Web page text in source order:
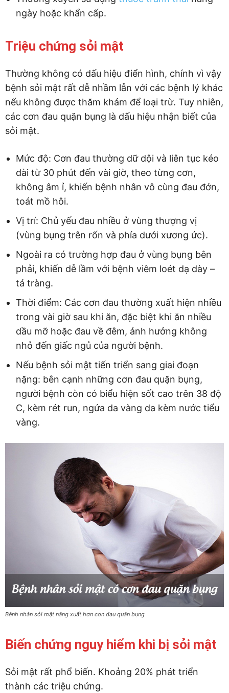
ngày hoặc khẩn cấp.
Triệu chứng sỏi mật
Thường không có dấu hiệu điển hình, chính vì vậy
bệnh sỏi mật rất dễ nhầm lẫn với các bệnh lý khác
nếu không được thăm khám để loại trừ. Tuy nhiên,
các cơn đau quặn bụng là dấu hiệu nhận biết của
sỏi mật.
Mức độ: Cơn đau thường dữ dội và liên tục kéo
dài từ 30 phút đến vài giờ, theo từng cơn,
không âm ỉ, khiến bệnh nhân vô cùng đau đớn,
toát mồ hôi.
Vị trí: Chủ yếu đau nhiều ở vùng thượng vị
(vùng bụng trên rốn và phía dưới xương ức).
Ngoài ra có trường hợp đau ở vùng bụng bên
phải, khiến dễ lầm với bệnh viêm loét dạ dày –
tá tràng.
Thời điểm: Các cơn đau thường xuất hiện nhiều
trong vài giờ sau khi ăn, đặc biệt khi ăn nhiều
dầu mỡ hoặc đau về đêm, ảnh hưởng không
nhỏ đến giấc ngủ của người bệnh.
Nếu bệnh sỏi mật tiến triển sang giai đoạn
nặng: bên cạnh những cơn đau quặn bụng,
người bệnh còn có biểu hiện sốt cao trên 38 độ
C, kèm rét run, ngứa da vàng da kèm nước tiểu
vàng.
Bệnh nhân sỏi mật nặng xuất hơn cơn đau quặn bụng
Biến chứng nguy hiểm khi bị sỏi mật
Sỏi mật rất phổ biến. Khoảng 20% phát triển
thành các triệu chứng.